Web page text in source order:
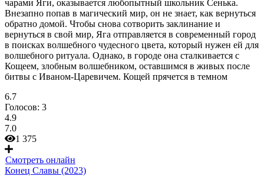
чарами Яги, оказывается любопытный школьник Сенька.
Внезапно попав в магический мир, он не знает, как вернуться
обратно домой. Чтобы снова сотворить заклинание и
вернуться в свой мир, Яга отправляется в современный город
в поисках волшебного чудесного цвета, который нужен ей для
волшебного ритуала. Однако, в городе она сталкивается с
Кощеем, злобным волшебником, оставшимся в живых после
битвы с Иваном-Царевичем. Кощей прячется в темном
6.7
Голосов: 3
4.9
7.0
1 375
Смотреть онлайн
Конец Славы (2023)